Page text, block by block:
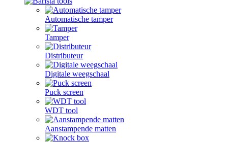
Automatische tamper
Tamper
Distributeur
Digitale weegschaal
Puck screen
WDT tool
Aanstampende matten